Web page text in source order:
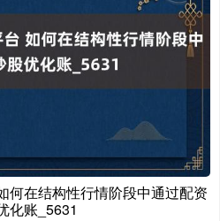
何在结构性行情阶段中通过配资
化账_5631